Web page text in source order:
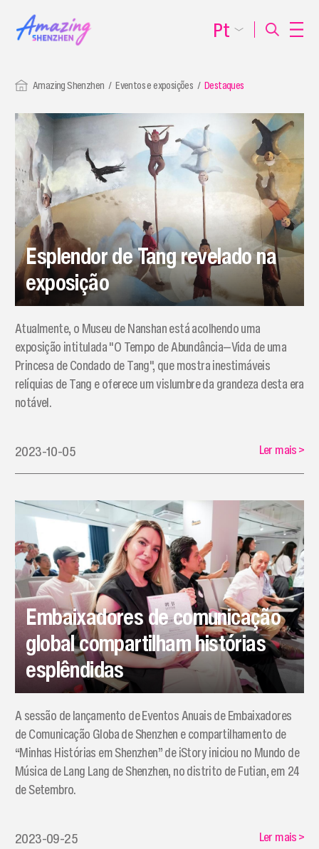
Amazing Shenzhen Eventos e exposições Destaques
Esplendor de Tang revelado na
exposição
Atualmente, o Museu de Nanshan está acolhendo uma
exposição intitulada "O Tempo de Abundância—Vida de uma
Princesa de Condado de Tang", que mostra inestimáveis
relíquias de Tang e oferece um vislumbre da grandeza desta era
notável.
2023-10-05 Ler mais>
Embaixadores de comunicação
global compartilham histórias
esplêndidas
A sessão de lançamento de Eventos Anuais de Embaixadores
de Comunicação Globa de Shenzhen e compartilhamento de
“Minhas Histórias em Shenzhen” de iStory iniciou no Mundo de
Música de Lang Lang de Shenzhen, no distrito de Futian, em 24
de Setembro.
2023-09-25 Ler mais>
Pt